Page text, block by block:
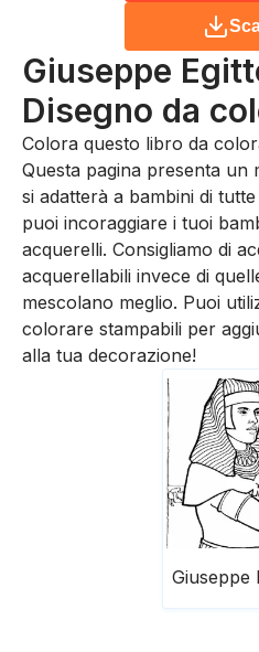
Giuseppe
Disegno da
Colora questo libro da
Questa pagina presenta un
si adatterà a bambini di
puoi incoraggiare i tuoi
acquerelli. Consigliamo di
acquerellabili invece di
mescolano meglio. Puoi
colorare stampabili per
alla tua decorazione!